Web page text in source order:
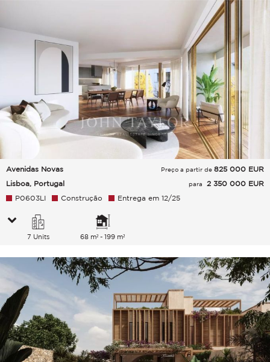
Avenidas Novas
Lisboa, Portugal
Preço a partir de 825 000 EUR
para
2 350 000 EUR
P0603LI
Construção Entrega em 12/25
7 Units 68 m² - 199 m²